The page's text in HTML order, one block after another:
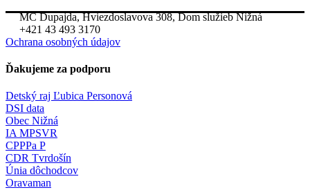
MC Dupajda, Hviezdoslavova 308, Dom služieb Nižná
+421 43 493 3170
Ochrana osobných údajov
Ďakujeme za podporu
Detský raj Ľubica Personová
DSI data
Obec Nižná
IA MPSVR
CPPPa P
CDR Tvrdošín
Únia dôchodcov
Oravaman